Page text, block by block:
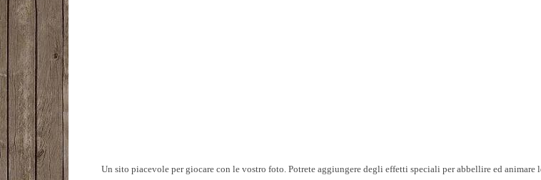
Un sito piacevole per giocare con le vostro foto. Potrete aggiungere degli effetti speciali per abbellire ed animare